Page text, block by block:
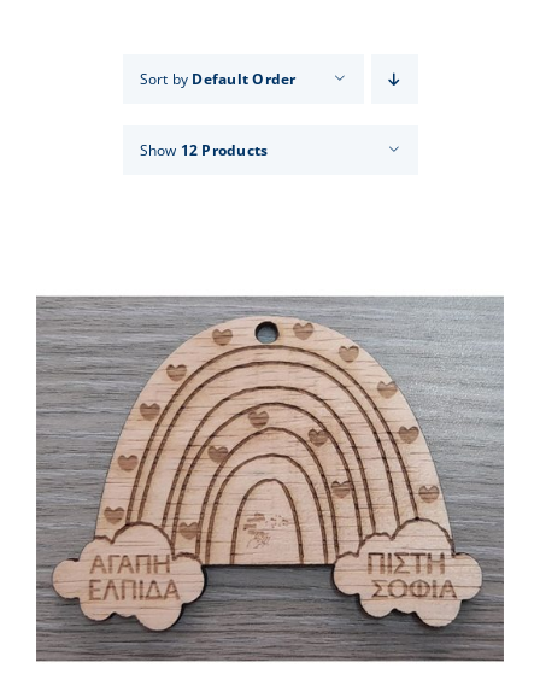
Contact us
Donations
Sort by Default Order
Show 12 Products